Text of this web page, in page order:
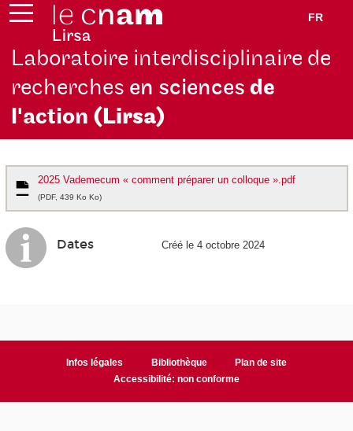
FR
Laboratoire interdisciplinaire de
recherches en sciencesde
l'action (Lirsa)
2025 Vademecum « comment préparer un colloque ».pdf
(PDF, 439 Ko Ko)
Dates Créé le 4 octobre 2024
Infos légales Bibliothèque
Plan de site
Accessibilité: non conforme